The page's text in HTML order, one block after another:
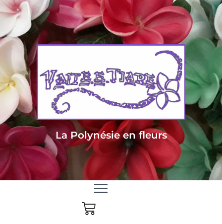
Livraison sous 24/48h en Métropole - Frais de livraison offert dès 85
euros d'achat en Métropole, dès 150 euros pour le reste du monde
La Polynésie en fleurs